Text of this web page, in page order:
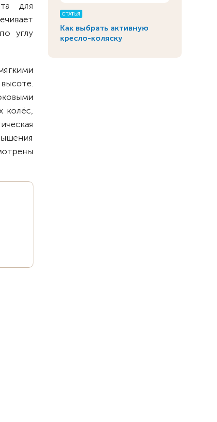
СТАТЬЯ
Как выбрать активную
кресло-коляску
для
углу
колёс,